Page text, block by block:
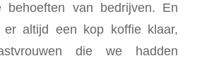
behoeften van bedrijven. En
er altijd een kop koffie klaar,
die we hadden